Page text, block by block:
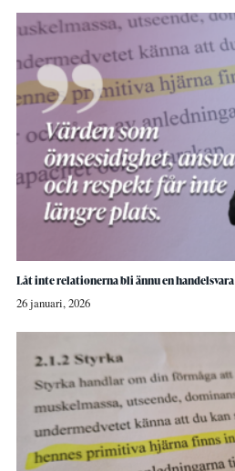
Låt inte relationerna bli ännu en handelsvara
26 januari, 2026